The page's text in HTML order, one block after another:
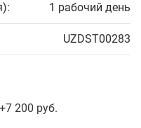
1 рабочий день
UZDST00283
+7 200 руб.